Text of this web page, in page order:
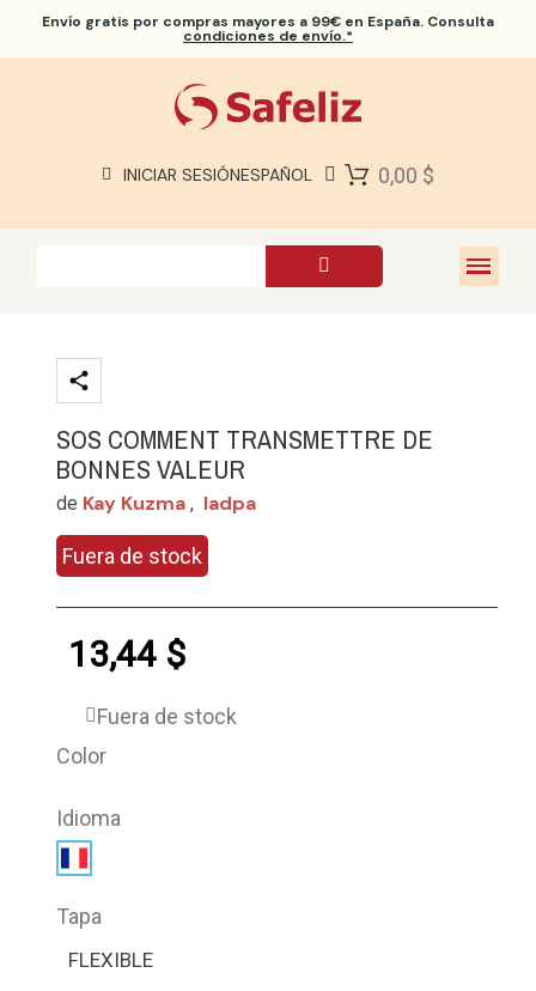
Envío gratis por compras mayores a 99€ en España. Consulta
condiciones de envío.*
INICIAR SESIÓNESPAÑOL 0,00 $
SOS COMMENT TRANSMETTRE DE
BONNES VALEUR
de Kay Kuzma , Iadpa
Fuera de stock
13,44 $
Fuera de stock
Color
Idioma
Tapa
FLEXIBLE